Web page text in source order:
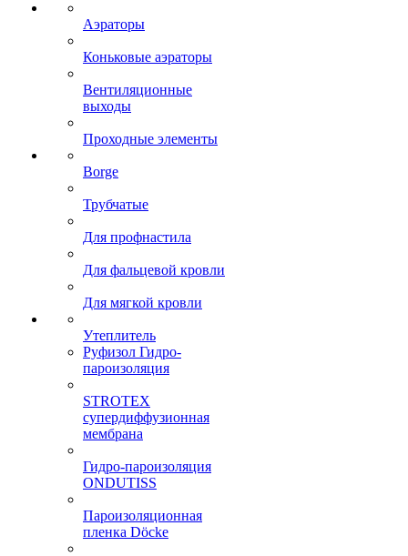
Аэраторы
Коньковые аэраторы
Вентиляционные
выходы
Проходные элементы
Borge
Трубчатые
Для профнастила
Для фальцевой кровли
Для мягкой кровли
Утеплитель
Руфизол Гидро-
пароизоляция
STROTEX
супердиффузионная
мембрана
Гидро-пароизоляция
ONDUTISS
Пароизоляционная
пленка Döcke